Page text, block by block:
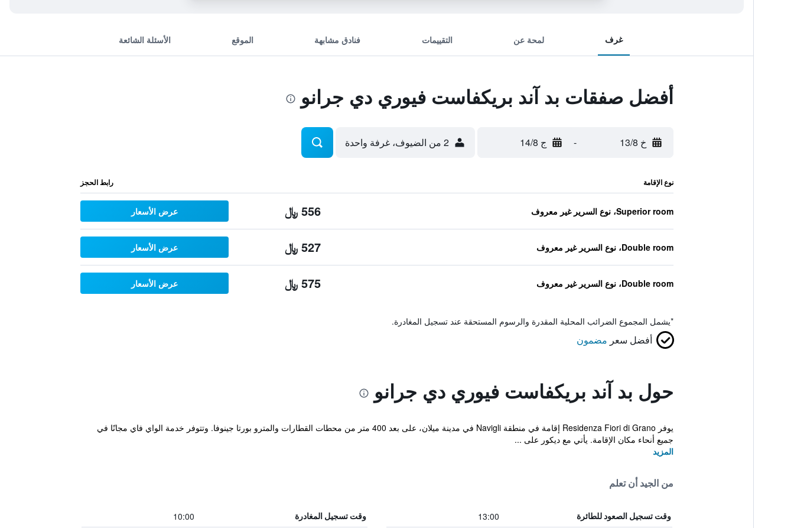
غرف لمحة عن التقييمات فنادق مشابهة الموقع الأسئلة الشائعة
أفضل صفقات بد آند بريكفاست فيوري دي جرانو
خ 13/8 - ج 14/8 2 من الضيوف، غرفة واحدة
نوع الإقامة رابط الحجز
Superior room، نوع السرير غير معروف 556 ﷼ عرض الأسعار
Double room، نوع السرير غير معروف 527 ﷼ عرض الأسعار
Double room، نوع السرير غير معروف 575 ﷼ عرض الأسعار
*يشمل المجموع الضرائب المحلية المقدرة والرسوم المستحقة عند تسجيل المغادرة.
أفضل سعر مضمون
حول بد آند بريكفاست فيوري دي جرانو
يوفر Residenza Fiori di Grano إقامة في منطقة Navigli في مدينة ميلان، على بعد 400 متر من محطات القطارات والمترو بورتا جينوفا. وتتوفر خدمة الواي فاي مجانًا في
جميع أنحاء مكان الإقامة. يأتي مع ديكور على ...
المزيد
من الجيد أن تعلم
وقت تسجيل الصعود للطائرة 13:00 وقت تسجيل المغادرة 10:00